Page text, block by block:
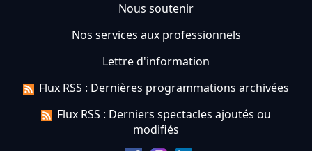
Nous soutenir
Nos services aux professionnels
Lettre d'information
Flux RSS : Dernières programmations archivées
Flux RSS : Derniers spectacles ajoutés ou
modifiés